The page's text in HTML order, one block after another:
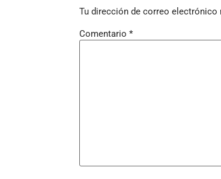
Tu dirección de correo electrónico
Comentario *